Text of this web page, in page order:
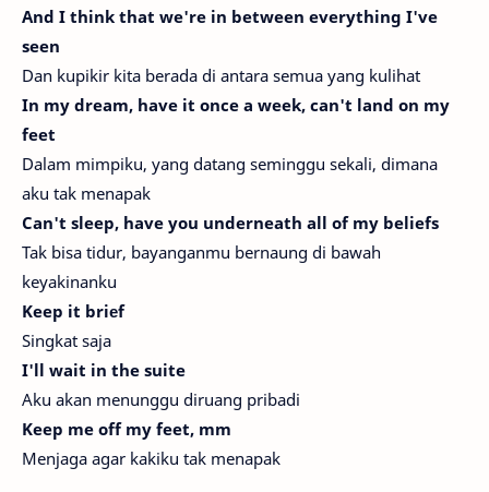
And I think that we're in between everything I've
seen
Dan kupikir kita berada di antara semua yang kulihat
In my dream, have it once a week, can't land on my
feet
Dalam mimpiku, yang datang seminggu sekali, dimana
aku tak menapak
Can't sleep, have you underneath all of my beliefs
Tak bisa tidur, bayanganmu bernaung di bawah
keyakinanku
Keep it briеf
Singkat saja
I'll wait in the suite
Aku akan menunggu diruang pribadi
Keep me off my feet, mm
Menjaga agar kakiku tak menapak